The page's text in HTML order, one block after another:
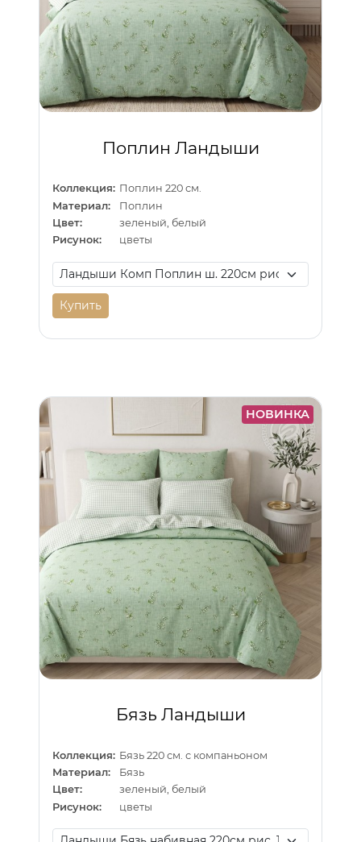
Поплин Ландыши
Коллекция: Поплин 220 см.
Материал:
Поплин
Цвет:
зеленый, белый
Рисунок:
цветы
Купить
НОВИНКА
Бязь Ландыши
Коллекция: Бязь 220 см. с компаньоном
Материал:
Бязь
Цвет:
зеленый, белый
Рисунок:
цветы